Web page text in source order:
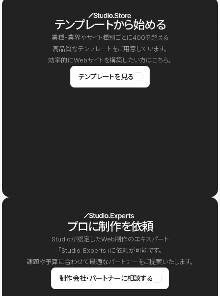
テンプレートから始める
業種・業界やサイト種別ごとに400を超える
高品質なテンプレートをご用意しています。
効率的にWebサイトを構築したい方はこちら。
テンプレートを見る
プロに制作を依頼
Studioが認定したWeb制作のエキスパート
「Studio Experts」に依頼が可能です。
課題や予算に合わせて最適なパートナーをご提案いたします。
制作会社・パートナーに相談する